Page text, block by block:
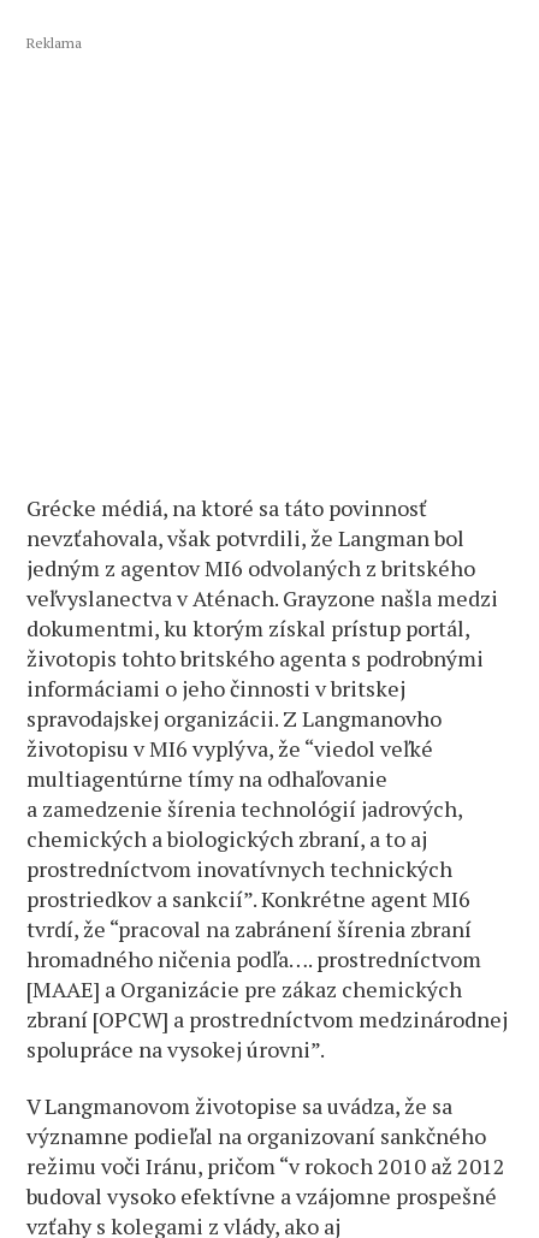
Reklama
Grécke médiá, na ktoré sa táto povinnosť
nevzťahovala, však potvrdili, že Langman bol
jedným z agentov MI6 odvolaných z britského
veľvyslanectva v Aténach. Grayzone našla medzi
dokumentmi, ku ktorým získal prístup portál,
životopis tohto britského agenta s podrobnými
informáciami o jeho činnosti v britskej
spravodajskej organizácii. Z Langmanovho
životopisu v MI6 vyplýva, že “viedol veľké
multiagentúrne tímy na odhaľovanie
a zamedzenie šírenia technológií jadrových,
chemických a biologických zbraní, a to aj
prostredníctvom inovatívnych technických
prostriedkov a sankcií”. Konkrétne agent MI6
tvrdí, že “pracoval na zabránení šírenia zbraní
hromadného ničenia podľa…. prostredníctvom
[MAAE] a Organizácie pre zákaz chemických
zbraní [OPCW] a prostredníctvom medzinárodnej
spolupráce na vysokej úrovni”.
V Langmanovom životopise sa uvádza, že sa
významne podieľal na organizovaní sankčného
režimu voči Iránu, pričom “v rokoch 2010 až 2012
budoval vysoko efektívne a vzájomne prospešné
vzťahy s kolegami z vlády, ako aj